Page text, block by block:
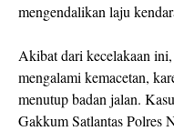
mengendalikan laju
Akibat dari kecelakaan
mengalami kemacetan,
menutup badan jalan.
Gakkum Satlantas Polres